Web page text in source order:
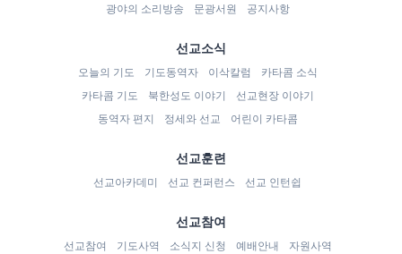
광야의 소리방송
문광서원 공지사항
선교소식
오늘의 기도 기도동역자 이삭칼럼
카타콤 소식
카타콤 기도
북한성도 이야기
선교현장 이야기
동역자 편지
정세와 선교 어린이 카타콤
선교훈련
선교아카데미 선교 컨퍼런스 선교 인턴쉽
선교참여
선교참여 기도사역 소식지 신청 예배안내
자원사역